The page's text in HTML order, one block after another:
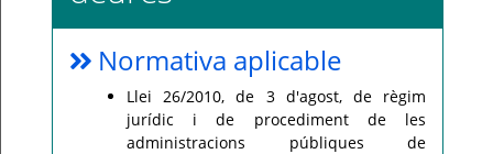
Normativa aplicable
Llei 26/2010, de 3 d'agost, de règim
jurídic i de procediment de les
administracions públiques de